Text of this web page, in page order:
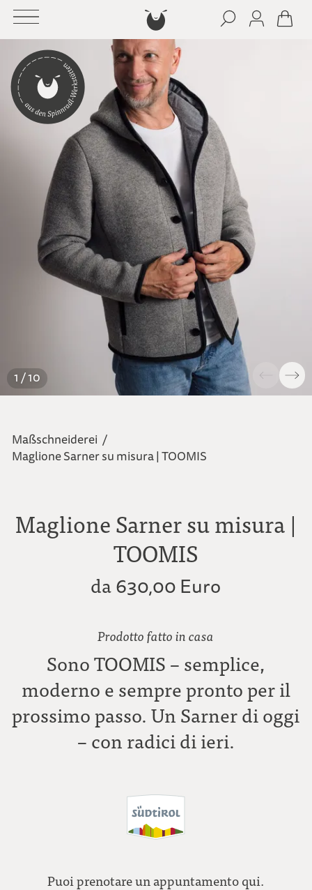
1 / 10
Maßschneiderei /
Maglione Sarner su misura | TOOMIS
Maglione Sarner su misura |
TOOMIS
da630,00 Euro
Prodotto fatto in casa
Sono TOOMIS – semplice,
moderno e sempre pronto per il
prossimo passo. Un Sarner di oggi
– con radici di ieri.
Puoi prenotare un appuntamento qui.